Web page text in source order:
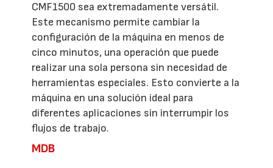
CMF1500 sea extremadamente versátil.
Este mecanismo permite cambiar la
configuración de la máquina en menos de
cinco minutos, una operación que puede
realizar una sola persona sin necesidad de
herramientas especiales. Esto convierte a la
máquina en una solución ideal para
diferentes aplicaciones sin interrumpir los
flujos de trabajo.
MDB